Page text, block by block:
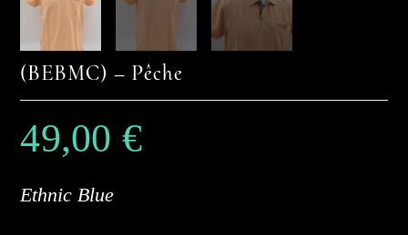
(BEBMC) – Pêche
49,00 €
Ethnic Blue